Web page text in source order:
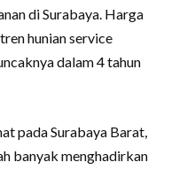
di Surabaya. Harga
hunian service
dalam 4 tahun
pada Surabaya Barat,
banyak menghadirkan